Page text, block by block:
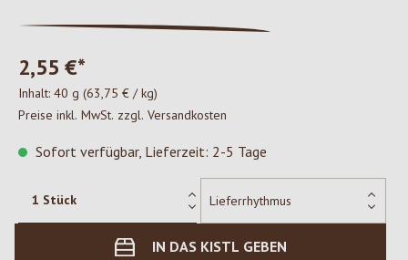
2,55 €*
Inhalt: 40 g (63,75 € / kg)
Preise inkl. MwSt. zzgl. Versandkosten
Sofort verfügbar, Lieferzeit: 2-5 Tage
IN DAS KISTL GEBEN